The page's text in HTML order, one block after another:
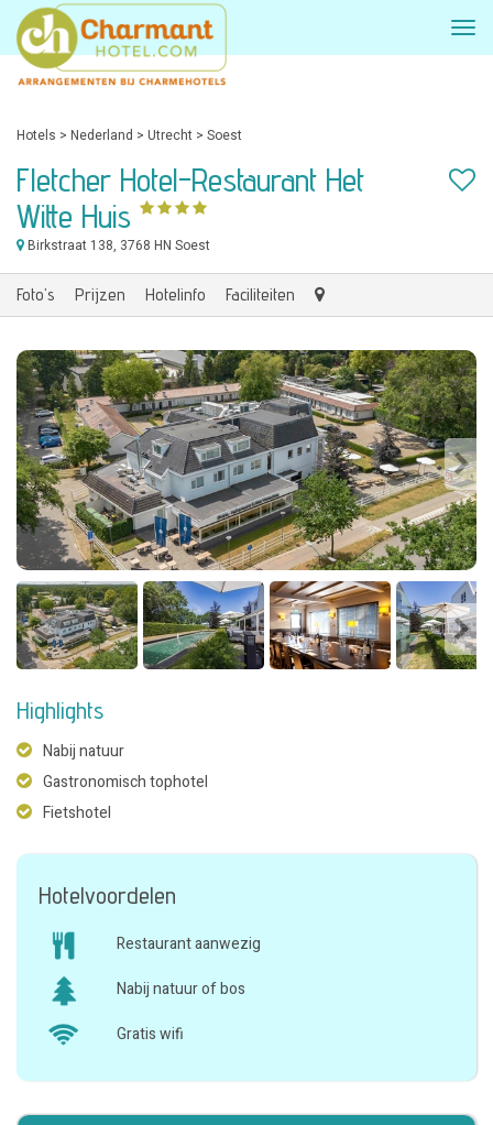
Hotels > Nederland > Utrecht > Soest
Fletcher Hotel-Restaurant Het
Witte Huis
Birkstraat 138, 3768 HN Soest
Foto's Prijzen Hotelinfo Faciliteiten
Highlights
Nabij natuur
Gastronomisch tophotel
Fietshotel
Hotelvoordelen
Restaurant aanwezig
Nabij natuur of bos
Gratis wifi